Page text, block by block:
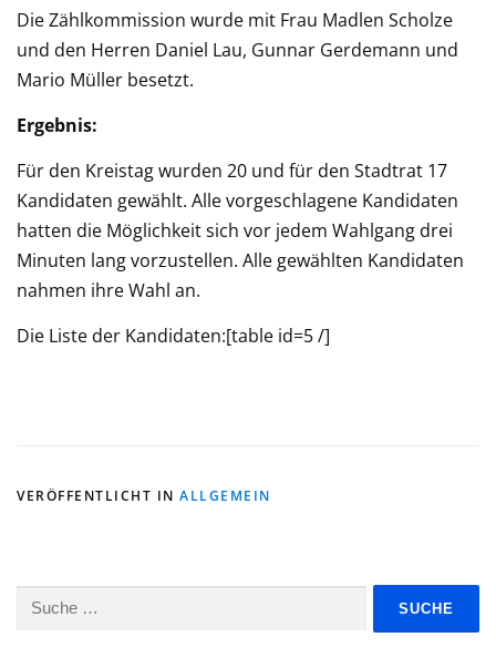
Die Zählkommission wurde mit Frau Madlen Scholze
und den Herren Daniel Lau, Gunnar Gerdemann und
Mario Müller besetzt.
Ergebnis:
Für den Kreistag wurden 20 und für den Stadtrat 17
Kandidaten gewählt. Alle vorgeschlagene Kandidaten
hatten die Möglichkeit sich vor jedem Wahlgang drei
Minuten lang vorzustellen. Alle gewählten Kandidaten
nahmen ihre Wahl an.
Die Liste der Kandidaten:[table id=5 /]
VERÖFFENTLICHT IN ALLGEMEIN
Suche